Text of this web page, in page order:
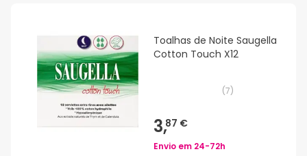
Toalhas de Noite Saugella
Cotton Touch X12
(7)
3,87 €
Envio em 24-72h